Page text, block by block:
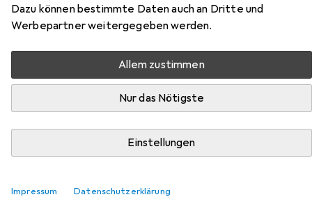
Dazu können bestimmte Daten auch an Dritte und
Werbepartner weitergegeben werden.
Allem zustimmen
Nur das Nötigste
Einstellungen
Impressum Datenschutzerklärung
Produktliste
Delock USB-Verlängerungskabel